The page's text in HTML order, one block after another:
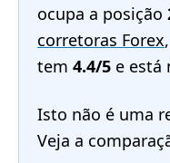
ocupa a posição
corretoras Forex
tem 4.4/5 e está
Isto não é uma
Veja a